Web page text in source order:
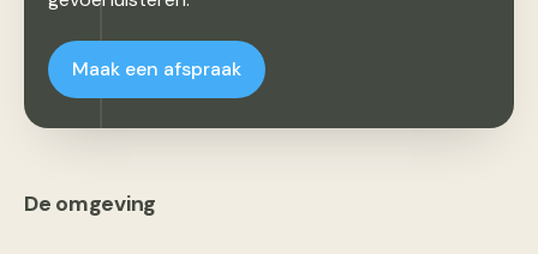
Maak een afspraak
De omgeving